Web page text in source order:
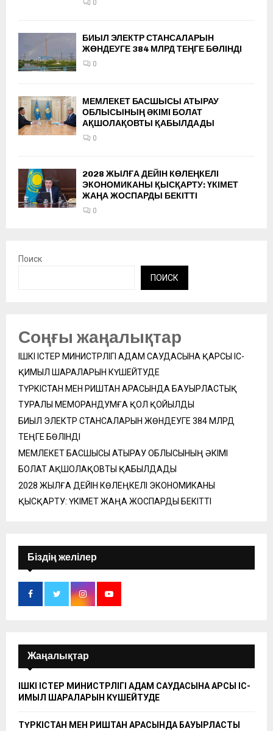
0
БИЫЛ ЭЛЕКТР СТАНСАЛАРЫН
ЖӨНДЕУГЕ 384 МЛРД ТЕҢГЕ БӨЛІНДІ
0
МЕМЛЕКЕТ БАСШЫСЫ АТЫРАУ
ОБЛЫСЫНЫҢ ӘКІМІ БОЛАТ
АҚШОЛАҚОВТЫ ҚАБЫЛДАДЫ
0
2028 ЖЫЛҒА ДЕЙІН КӨЛЕҢКЕЛІ
ЭКОНОМИКАНЫ ҚЫСҚАРТУ: ҮКІМЕТ
ЖАҢА ЖОСПАРДЫ БЕКІТТІ
0
Поиск
ПОИСК
Соңғы жаңалықтар
ІШКІ ІСТЕР МИНИСТРЛІГІ АДАМ САУДАСЫНА ҚАРСЫ ІС-
ҚИМЫЛ ШАРАЛАРЫН КҮШЕЙТУДЕ
ТҮРКІСТАН МЕН РИШТАН АРАСЫНДА БАУЫРЛАСТЫҚ
ТУРАЛЫ МЕМОРАНДУМҒА ҚОЛ ҚОЙЫЛДЫ
БИЫЛ ЭЛЕКТР СТАНСАЛАРЫН ЖӨНДЕУГЕ 384 МЛРД
ТЕҢГЕ БӨЛІНДІ
МЕМЛЕКЕТ БАСШЫСЫ АТЫРАУ ОБЛЫСЫНЫҢ ӘКІМІ
БОЛАТ АҚШОЛАҚОВТЫ ҚАБЫЛДАДЫ
2028 ЖЫЛҒА ДЕЙІН КӨЛЕҢКЕЛІ ЭКОНОМИКАНЫ
ҚЫСҚАРТУ: ҮКІМЕТ ЖАҢА ЖОСПАРДЫ БЕКІТТІ
Біздің желілер
Жаңалықтар
ІШКІ ІСТЕР МИНИСТРЛІГІ АДАМ САУДАСЫНА ҚАРСЫ ІС-
ҚИМЫЛ ШАРАЛАРЫН КҮШЕЙТУДЕ
ТҮРКІСТАН МЕН РИШТАН АРАСЫНДА БАУЫРЛАСТЫҚ